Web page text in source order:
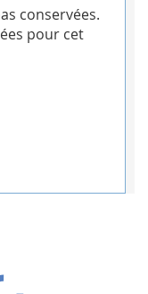
conservées.
pour cet